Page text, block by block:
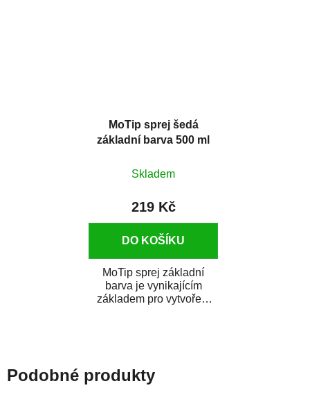
MoTip sprej šedá
základní barva 500 ml
Skladem
219 Kč
DO KOŠÍKU
MoTip sprej základní
barva je vynikajícím
základem pro vytvoření
Podobné produkty